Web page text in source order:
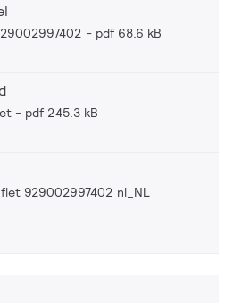
pdf 68.6 kB
pdf 245.3 kB
929002997402 nl_NL